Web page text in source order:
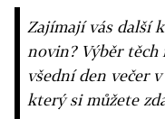
Zajímají vás další
novin? Výběr těch
všední den večer v
který si můžete